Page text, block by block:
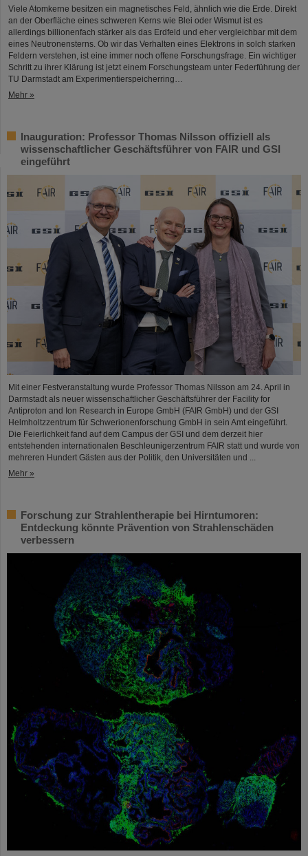
Viele Atomkerne besitzen ein magnetisches Feld, ähnlich wie die Erde. Direkt
an der Oberfläche eines schweren Kerns wie Blei oder Wismut ist es
allerdings billionenfach stärker als das Erdfeld und eher vergleichbar mit dem
eines Neutronensterns. Ob wir das Verhalten eines Elektrons in solch starken
Feldern verstehen, ist eine immer noch offene Forschungsfrage. Ein wichtiger
Schritt zu ihrer Klärung ist jetzt einem Forschungsteam unter Federführung der
TU Darmstadt am Experimentierspeicherring…
Mehr »
Inauguration: Professor Thomas Nilsson offiziell als
wissenschaftlicher Geschäftsführer von FAIR und GSI
eingeführt
Mit einer Festveranstaltung wurde Professor Thomas Nilsson am 24. April in
Darmstadt als neuer wissenschaftlicher Geschäftsführer der Facility for
Antiproton and Ion Research in Europe GmbH (FAIR GmbH) und der GSI
Helmholtzzentrum für Schwerionenforschung GmbH in sein Amt eingeführt.
Die Feierlichkeit fand auf dem Campus der GSI und dem derzeit hier
entstehenden internationalen Beschleunigerzentrum FAIR statt und wurde von
mehreren Hundert Gästen aus der Politik, den Universitäten und ...
Mehr »
Forschung zur Strahlentherapie bei Hirntumoren:
Entdeckung könnte Prävention von Strahlenschäden
verbessern